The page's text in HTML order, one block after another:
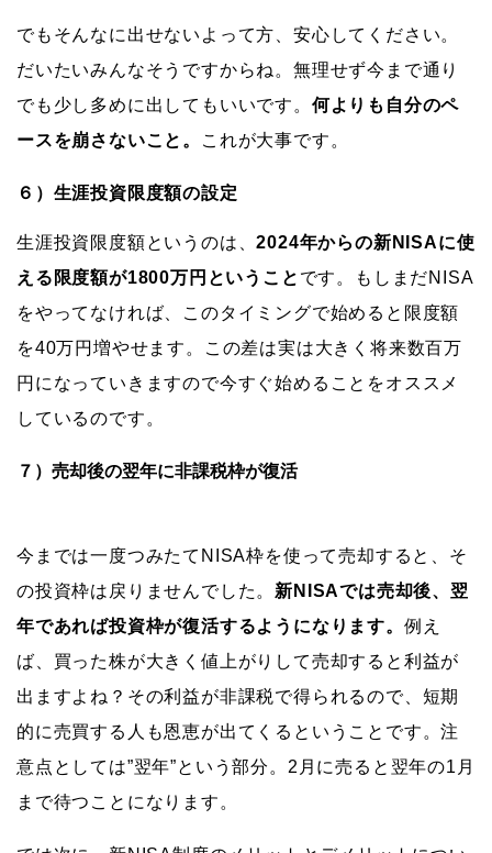
でもそんなに出せないよって方、安心してください。
だいたいみんなそうですからね。無理せず今まで通り
でも少し多めに出してもいいです。 何よりも自分のペ
ースを崩さないこと。
これが大事です。
６）生涯投資限度額の設定
生涯投資限度額というのは、2024年からの新NISAに使
える限度額が1800万円ということ です。もしまだNISA
をやってなければ、このタイミングで始めると限度額
を40万円増やせます。この差は実は大きく将来数百万
円になっていきますので今すぐ始めることをオススメ
しているのです。
７）売却後の翌年に非課税枠が復活
今までは一度つみたてNISA枠を使って売却すると、そ
の投資枠は戻りませんでした。 新NISAでは売却後、翌
年であれば投資枠が復活するようになります。 例え
ば、買った株が大きく値上がりして売却すると利益が
出ますよね？その利益が非課税で得られるので、短期
的に売買する人も恩恵が出てくるということです。注
意点としては”翌年”という部分。2月に売ると翌年の1月
まで待つことになります。